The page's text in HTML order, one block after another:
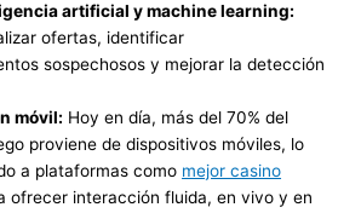
artificial y machine learning:
ofertas, identificar
sospechosos y mejorar la detección
móvil: Hoy en día, más del 70% del
proviene de dispositivos móviles, lo
a plataformas como mejor casino
ofrecer interacción fluida, en vivo y en